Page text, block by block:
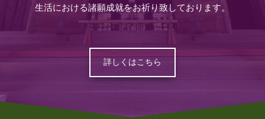
生活における諸願成就をお祈り致しております。
詳しくはこちら